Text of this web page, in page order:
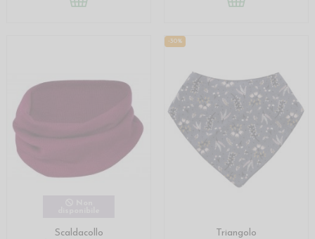
Scaldacollo
-30%
Triangolo